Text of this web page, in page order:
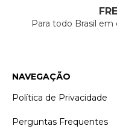
Para todo Brasil
NAVEGAÇÃO
Política de Privacidade
Perguntas Frequentes